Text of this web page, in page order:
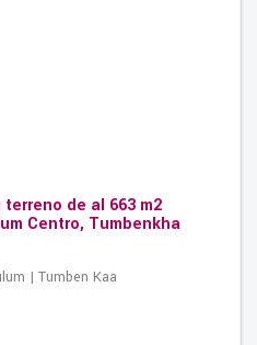
de al 663 m2
Centro, Tumbenkha
| Tumben Kaa